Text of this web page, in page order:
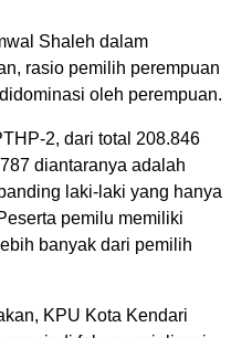
Shaleh dalam
rasio pemilih perempuan
oleh perempuan.
2, dari total 208.846
diantaranya adalah
laki-laki yang hanya
pemilu memiliki
banyak dari pemilih
KPU Kota Kendari